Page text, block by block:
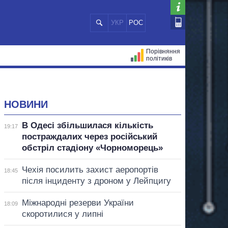
УКР РОС
Порівняння
політиків
НОВИНИ
19:17
В Одесі збільшилася кількість
постраждалих через російський
обстріл стадіону «Чорноморець»
18:45
Чехія посилить захист аеропортів
після інциденту з дроном у Лейпцигу
18:09
Міжнародні резерви України
скоротилися у липні